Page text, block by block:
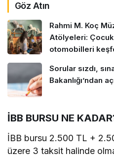
Göz Atın
Rahmi M. Koç
Atölyeleri:
otomobilleri
Sorular sızdı,
Bakanlığı’ndan
İBB BURSU NE
İBB bursu 2.500 TL +
üzere 3 taksit halinde